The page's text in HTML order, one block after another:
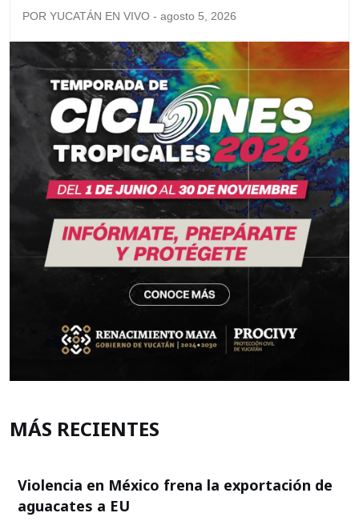
POR YUCATÁN EN VIVO - agosto 5, 2026
MÁS RECIENTES
Violencia en México frena la exportación de
aguacates a EU